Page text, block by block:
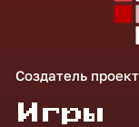
Создатель
Игры